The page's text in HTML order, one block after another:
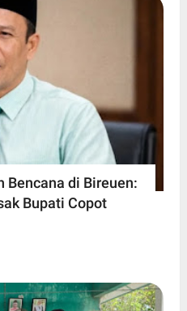
Bencana di Bireuen:
Bupati Copot